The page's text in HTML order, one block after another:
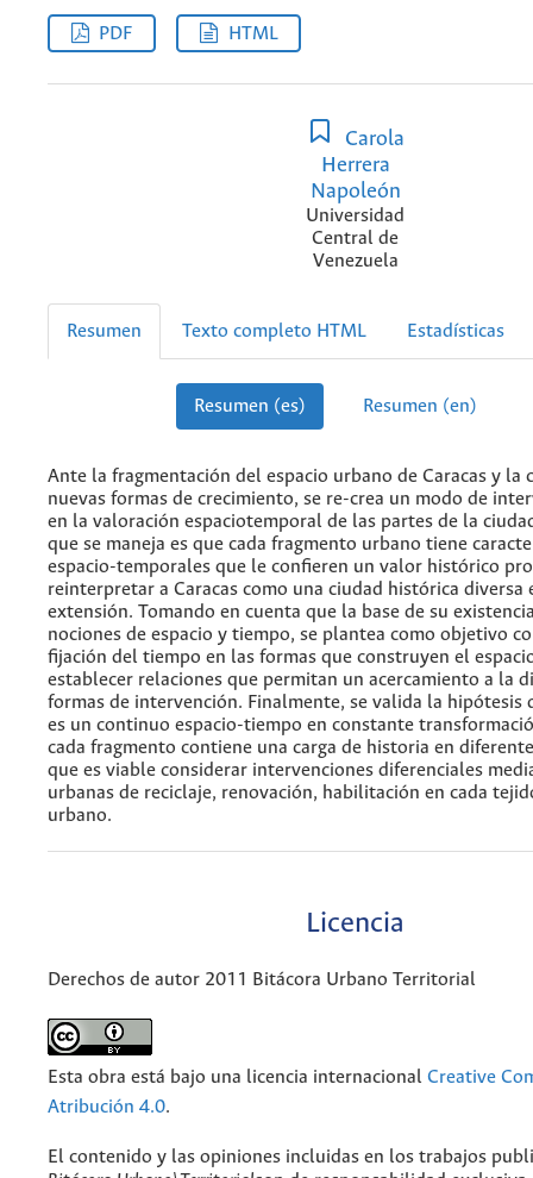
PDF HTML
Carola
Herrera
Napoleón
Universidad
Central de
Venezuela
Resumen Texto completo HTML Estadísticas
Resumen (es) Resumen (en)
Ante la fragmentación del espacio urbano de Caracas y la
nuevas formas de crecimiento, se re-crea un modo de
en la valoración espaciotemporal de las partes de la
que se maneja es que cada fragmento urbano tiene
espacio-temporales que le confieren un valor histórico
reinterpretar a Caracas como una ciudad histórica diversa
extensión. Tomando en cuenta que la base de su
nociones de espacio y tiempo, se plantea como objetivo
fijación del tiempo en las formas que construyen el
establecer relaciones que permitan un acercamiento a la
formas de intervención. Finalmente, se valida la hipótesis
es un continuo espacio-tiempo en constante
cada fragmento contiene una carga de historia en
que es viable considerar intervenciones diferenciales
urbanas de reciclaje, renovación, habilitación en cada
urbano.
Licencia
Derechos de autor 2011 Bitácora Urbano Territorial
Esta obra está bajo una licencia internacional Creative
Atribución 4.0.
El contenido y las opiniones incluidas en los trabajos